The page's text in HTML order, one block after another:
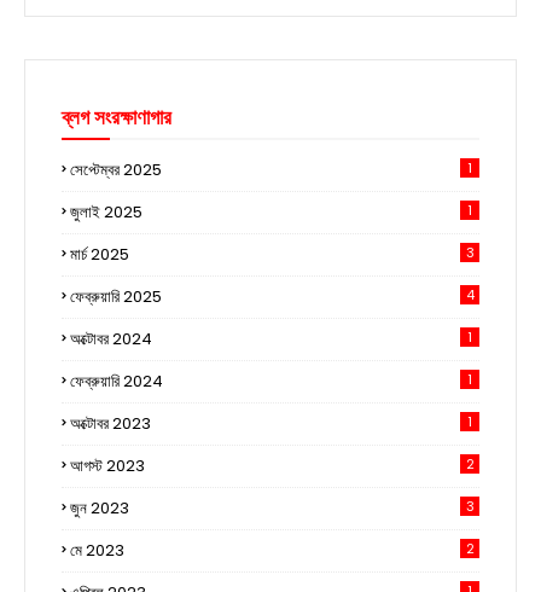
ব্লগ সংরক্ষাণাগার
সেপ্টেম্বর 2025 1
জুলাই 2025 1
মার্চ 2025 3
ফেব্রুয়ারি 2025 4
অক্টোবর 2024 1
ফেব্রুয়ারি 2024 1
অক্টোবর 2023 1
আগস্ট 2023 2
জুন 2023 3
মে 2023 2